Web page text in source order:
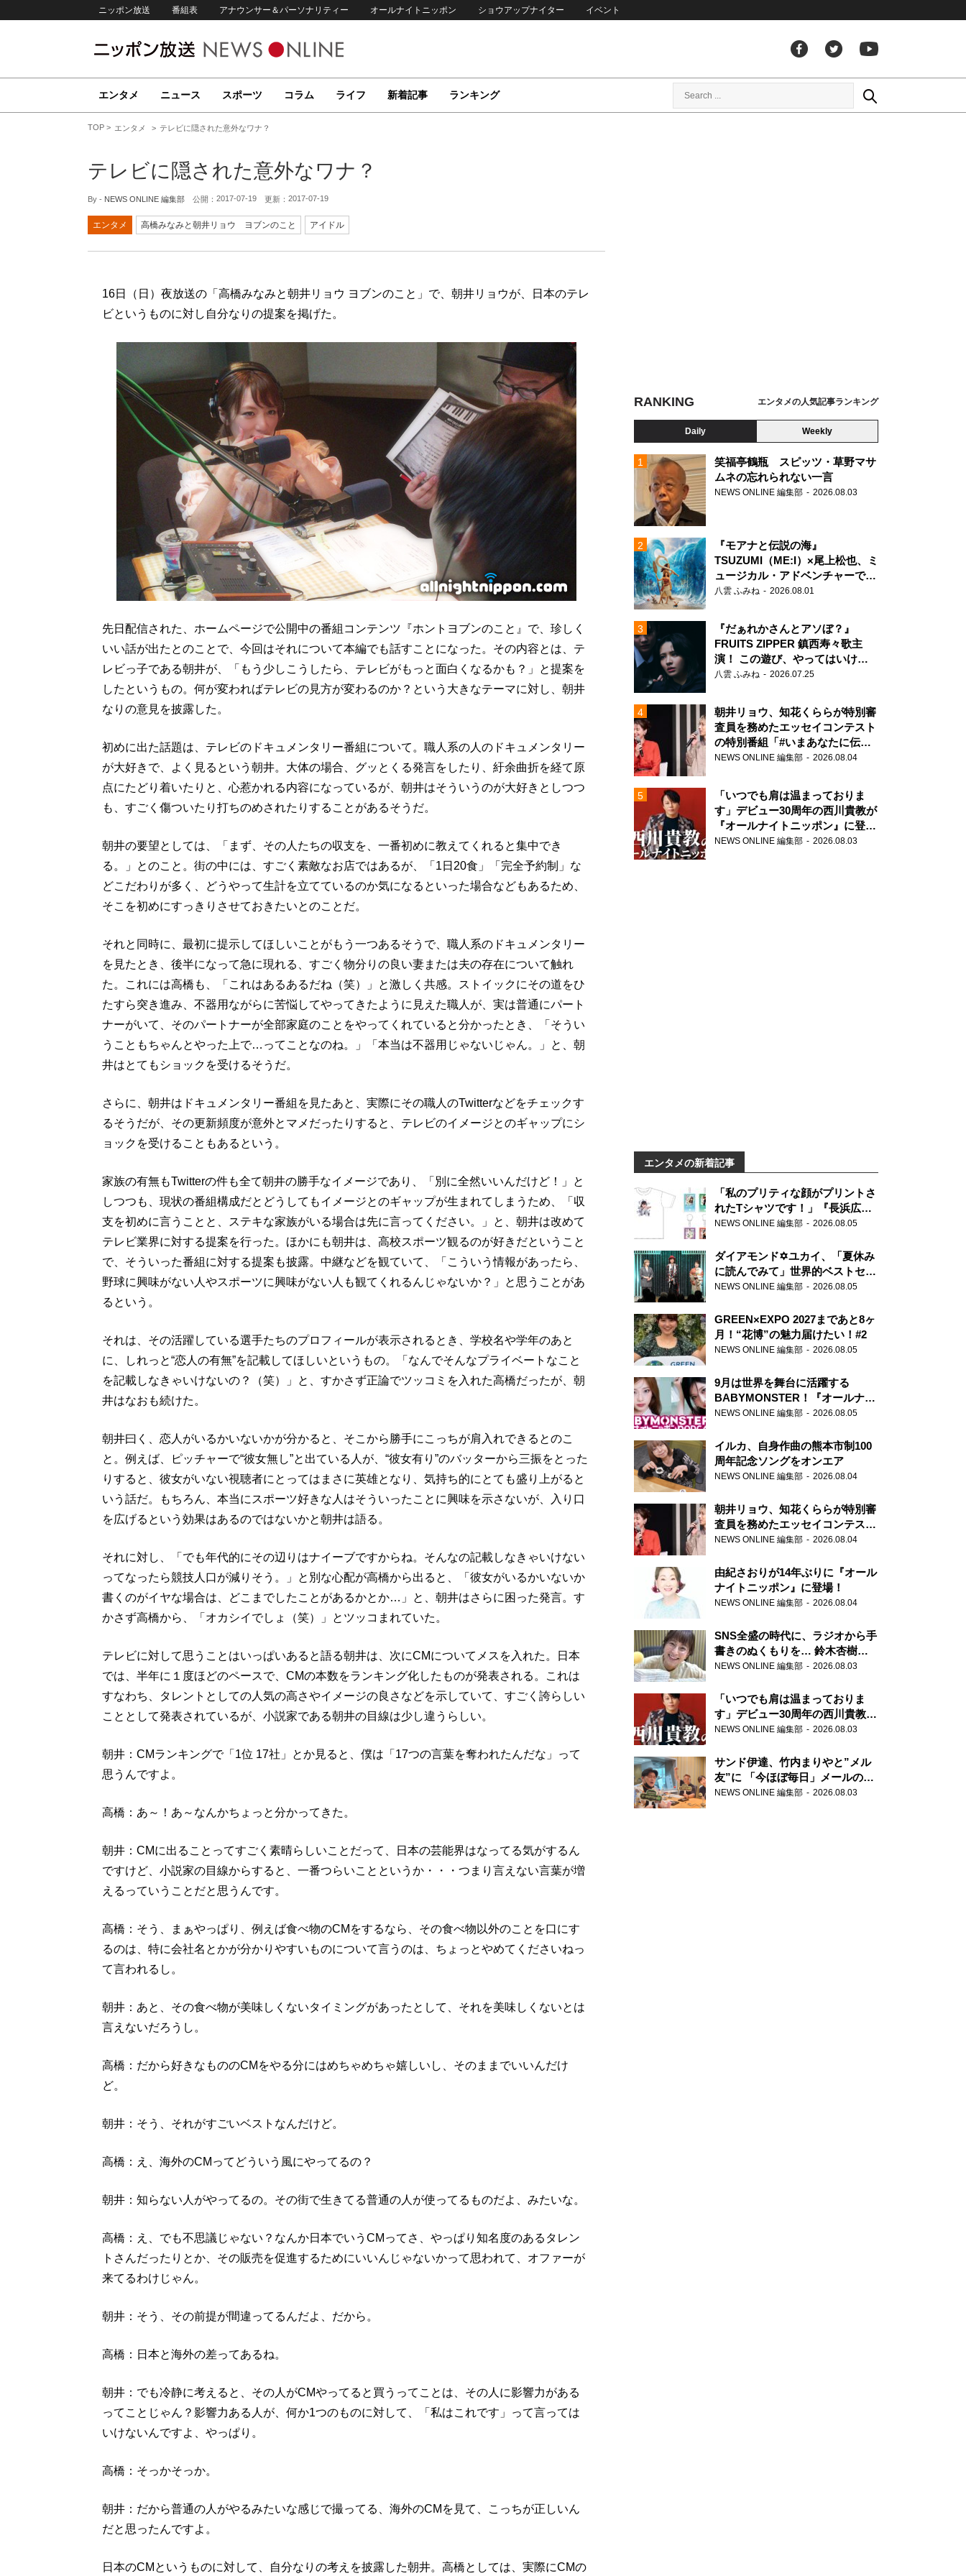
ニッポン放送 番組表 アナウンサー＆パーソナリティー オールナイトニッポン ショウアップナイター イベント
エンタメ ニュース スポーツ コラム ライフ 新着記事 ランキング
TOP エンタメ テレビに隠された意外なワナ？
テレビに隠された意外なワナ？
By - NEWS ONLINE 編集部 公開： 2017-07-19 更新： 2017-07-19
エンタメ 高橋みなみと朝井リョウ ヨブンのこと アイドル
16日（日）夜放送の「高橋みなみと朝井リョウ ヨブンのこと」で、朝井リョウが、日本のテレ
ビというものに対し自分なりの提案を掲げた。
先日配信された、ホームページで公開中の番組コンテンツ『ホントヨブンのこと』で、珍しく
いい話が出たとのことで、今回はそれについて本編でも話すことになった。その内容とは、テ
レビっ子である朝井が、「もう少しこうしたら、テレビがもっと面白くなるかも？」と提案を
したというもの。何が変わればテレビの見方が変わるのか？という大きなテーマに対し、朝井
なりの意見を披露した。
初めに出た話題は、テレビのドキュメンタリー番組について。職人系の人のドキュメンタリー
が大好きで、よく見るという朝井。大体の場合、グッとくる発言をしたり、紆余曲折を経て原
点にたどり着いたりと、心惹かれる内容になっているが、朝井はそういうのが大好きとしつつ
も、すごく傷ついたり打ちのめされたりすることがあるそうだ。
朝井の要望としては、「まず、その人たちの収支を、一番初めに教えてくれると集中でき
る。」とのこと。街の中には、すごく素敵なお店ではあるが、「1日20食」「完全予約制」な
どこだわりが多く、どうやって生計を立てているのか気になるといった場合などもあるため、
そこを初めにすっきりさせておきたいとのことだ。
それと同時に、最初に提示してほしいことがもう一つあるそうで、職人系のドキュメンタリー
を見たとき、後半になって急に現れる、すごく物分りの良い妻または夫の存在について触れ
た。これには高橋も、「これはあるあるだね（笑）」と激しく共感。ストイックにその道をひ
たすら突き進み、不器用ながらに苦悩してやってきたように見えた職人が、実は普通にパート
ナーがいて、そのパートナーが全部家庭のことをやってくれていると分かったとき、「そうい
うこともちゃんとやった上で…ってことなのね。」「本当は不器用じゃないじゃん。」と、朝
井はとてもショックを受けるそうだ。
さらに、朝井はドキュメンタリー番組を見たあと、実際にその職人のTwitterなどをチェックす
るそうだが、その更新頻度が意外とマメだったりすると、テレビのイメージとのギャップにシ
ョックを受けることもあるという。
家族の有無もTwitterの件も全て朝井の勝手なイメージであり、「別に全然いいんだけど！」と
しつつも、現状の番組構成だとどうしてもイメージとのギャップが生まれてしまうため、「収
支を初めに言うことと、ステキな家族がいる場合は先に言ってください。」と、朝井は改めて
テレビ業界に対する提案を行った。ほかにも朝井は、高校スポーツ観るのが好きだということ
で、そういった番組に対する提案も披露。中継などを観ていて、「こういう情報があったら、
野球に興味がない人やスポーツに興味がない人も観てくれるんじゃないか？」と思うことがあ
るという。
それは、その活躍している選手たちのプロフィールが表示されるとき、学校名や学年のあと
に、しれっと“恋人の有無”を記載してほしいというもの。「なんでそんなプライベートなこと
を記載しなきゃいけないの？（笑）」と、すかさず正論でツッコミを入れた高橋だったが、朝
井はなおも続けた。
朝井曰く、恋人がいるかいないかが分かると、そこから勝手にこっちが肩入れできるとのこ
と。例えば、ピッチャーで“彼女無し”と出ている人が、“彼女有り”のバッターから三振をとった
りすると、彼女がいない視聴者にとってはまさに英雄となり、気持ち的にとても盛り上がると
いう話だ。もちろん、本当にスポーツ好きな人はそういったことに興味を示さないが、入り口
を広げるという効果はあるのではないかと朝井は語る。
それに対し、「でも年代的にその辺りはナイーブですからね。そんなの記載しなきゃいけない
ってなったら競技人口が減りそう。」と別な心配が高橋から出ると、「彼女がいるかいないか
書くのがイヤな場合は、どこまでしたことがあるかとか…」と、朝井はさらに困った発言。す
かさず高橋から、「オカシイでしょ（笑）」とツッコまれていた。
テレビに対して思うことはいっぱいあると語る朝井は、次にCMについてメスを入れた。日本
では、半年に１度ほどのペースで、CMの本数をランキング化したものが発表される。これは
すなわち、タレントとしての人気の高さやイメージの良さなどを示していて、すごく誇らしい
こととして発表されているが、小説家である朝井の目線は少し違うらしい。
朝井：CMランキングで「1位 17社」とか見ると、僕は「17つの言葉を奪われたんだな」って
思うんですよ。
高橋：あ～！あ～なんかちょっと分かってきた。
朝井：CMに出ることってすごく素晴らしいことだって、日本の芸能界はなってる気がするん
ですけど、小説家の目線からすると、一番つらいことというか・・・つまり言えない言葉が増
えるっていうことだと思うんです。
高橋：そう、まぁやっぱり、例えば食べ物のCMをするなら、その食べ物以外のことを口にす
るのは、特に会社名とかが分かりやすいものについて言うのは、ちょっとやめてくださいねっ
て言われるし。
朝井：あと、その食べ物が美味しくないタイミングがあったとして、それを美味しくないとは
言えないだろうし。
高橋：だから好きなもののCMをやる分にはめちゃめちゃ嬉しいし、そのままでいいんだけ
ど。
朝井：そう、それがすごいベストなんだけど。
高橋：え、海外のCMってどういう風にやってるの？
朝井：知らない人がやってるの。その街で生きてる普通の人が使ってるものだよ、みたいな。
高橋：え、でも不思議じゃない？なんか日本でいうCMってさ、やっぱり知名度のあるタレン
トさんだったりとか、その販売を促進するためにいいんじゃないかって思われて、オファーが
来てるわけじゃん。
朝井：そう、その前提が間違ってるんだよ、だから。
高橋：日本と海外の差ってあるね。
朝井：でも冷静に考えると、その人がCMやってると買うってことは、その人に影響力がある
ってことじゃん？影響力ある人が、何か1つのものに対して、「私はこれです」って言っては
いけないんですよ、やっぱり。
高橋：そっかそっか。
朝井：だから普通の人がやるみたいな感じで撮ってる、海外のCMを見て、こっちが正しいん
だと思ったんですよ。
日本のCMというものに対して、自分なりの考えを披露した朝井。高橋としては、実際にCMの
RANKING エンタメの人気記事ランキング
Daily Weekly
笑福亭鶴瓶 スピッツ・草野マサ
ムネの忘れられない一言
NEWS ONLINE 編集部 2026.08.03
『モアナと伝説の海』
TSUZUMI（ME:I）×尾上松也、ミ
ュージカル・アドベンチャーで美
声を響かせる
八雲 ふみね 2026.08.01
『だぁれかさんとアソぼ？』
FRUITS ZIPPER 鎮西寿々歌主
演！ この遊び、やってはいけま
せん。
八雲 ふみね 2026.07.25
朝井リョウ、知花くららが特別審
査員を務めたエッセイコンテスト
の特別番組「#いまあなたに伝え
たいこと」
NEWS ONLINE 編集部 2026.08.04
「いつでも肩は温まっておりま
す」デビュー30周年の西川貴教が
『オールナイトニッポン』に登
場！
NEWS ONLINE 編集部 2026.08.03
エンタメの新着記事
「私のプリティな顔がプリントさ
れたTシャツです！」『長浜広奈
天下無双』初の番組グッズ発売
NEWS ONLINE 編集部 2026.08.05
ダイアモンド✡ユカイ、「夏休み
に読んでみて」世界的ベストセラ
ー『アナスタシア』を紹介
NEWS ONLINE 編集部 2026.08.05
GREEN×EXPO 2027まであと8ヶ
月！“花博”の魅力届けたい！#2
NEWS ONLINE 編集部 2026.08.05
9月は世界を舞台に活躍する
BABYMONSTER！『オールナイ
トニッポンPODCAST』月替わり
NEWS ONLINE 編集部 2026.08.05
イルカ、自身作曲の熊本市制100
周年記念ソングをオンエア
NEWS ONLINE 編集部 2026.08.04
朝井リョウ、知花くららが特別審
査員を務めたエッセイコンテスト
の特別番組「#いまあなたに伝え
NEWS ONLINE 編集部 2026.08.04
由紀さおりが14年ぶりに『オール
ナイトニッポン』に登場！
NEWS ONLINE 編集部 2026.08.04
SNS全盛の時代に、ラジオから手
書きのぬくもりを… 鈴木杏樹の
直筆はがきが届く！
郵便局
NEWS ONLINE 編集部 2026.08.03
「いつでも肩は温まっておりま
す」デビュー30周年の西川貴教が
『オールナイトニッポン』に登
NEWS ONLINE 編集部 2026.08.03
サンド伊達、竹内まりやと”メル
友”に 「今ほぼ毎日」メールのや
り取り明かす
NEWS ONLINE 編集部 2026.08.03